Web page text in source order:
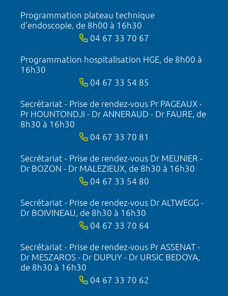
Programmation plateau technique
d'endoscopie, de 8h00 à 16h30
04 67 33 70 67
Programmation hospitalisation HGE, de 8h00 à
16h30
04 67 33 54 85
Secrétariat - Prise de rendez-vous Pr PAGEAUX -
Pr HOUNTONDJI - Dr ANNERAUD - Dr FAURE, de
8h30 à 16h30
04 67 33 70 81
Secrétariat - Prise de rendez-vous Dr MEUNIER -
Dr BOZON - Dr MALEZIEUX, de 8h30 à 16h30
04 67 33 54 80
Secrétariat - Prise de rendez-vous Dr ALTWEGG -
Dr BOIVINEAU, de 8h30 à 16h30
04 67 33 70 64
Secrétariat - Prise de rendez-vous Pr ASSENAT -
Dr MESZAROS - Dr DUPUY - Dr URSIC BEDOYA,
de 8h30 à 16h30
04 67 33 70 62